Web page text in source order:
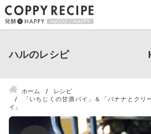
ハルのレシピ
ホーム
レシピ
「いちじくの甘酒パイ」＆「バナナとクリ
イ」